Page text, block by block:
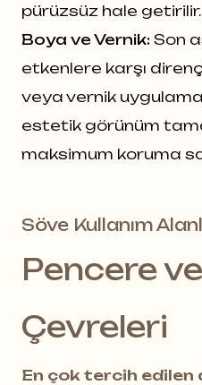
pürüzsüz hale getirilir.
Boya ve Vernik: Son
etkenlere karşı
veya vernik
estetik görünüm
maksimum koruma
Söve Kullanım
Pencere
Çevreleri
En çok tercih edilen